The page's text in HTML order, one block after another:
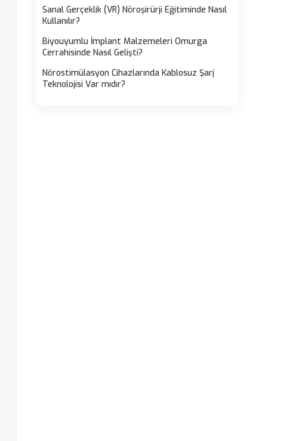
Sanal Gerçeklik (VR) Nöroşirürji Eğitiminde Nasıl
Kullanılır?
Biyouyumlu İmplant Malzemeleri Omurga
Cerrahisinde Nasıl Gelişti?
Nörostimülasyon Cihazlarında Kablosuz Şarj
Teknolojisi Var mıdır?